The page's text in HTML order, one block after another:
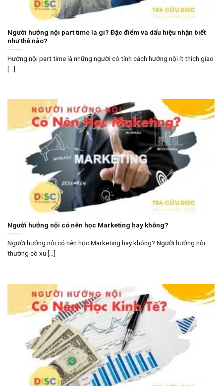
Người hướng nội part time là gì? Đặc điểm và dấu hiệu nhận biết
như thế nào?
Hướng nội part time là những người có tính cách hướng nội ít thích giao
[...]
Người hướng nội có nên học Marketing hay không?
Người hướng nội có nên học Marketing hay không? Người hướng nội
thường có xu [...]